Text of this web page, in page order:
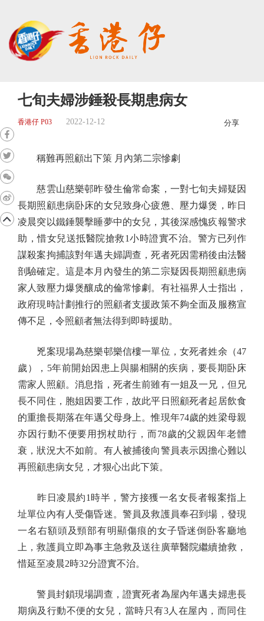
七旬夫婦涉錘殺長期患病女
香港仔 P03 2022-12-12 分享
稱難再照顧出下策 月內第二宗慘劇
慈雲山慈樂邨昨發生倫常命案，一對七旬夫婦疑因
長期照顧患病卧床的女兒致身心疲憊、壓力爆煲，昨日
凌晨突以鐵錘襲擊睡夢中的女兒，其後深感愧疚報警求
助，惜女兒送抵醫院搶救1小時證實不治。警方已列作
謀殺案拘捕該對年邁夫婦調查，死者死因需稍後由法醫
剖驗確定。這是本月內發生的第二宗疑因長期照顧患病
家人致壓力爆煲釀成的倫常慘劇。有社福界人士指出，
政府現時計劃推行的照顧者支援政策不夠全面及服務宣
傳不足，令照顧者無法得到即時援助。
兇案現場為慈樂邨樂信樓一單位，女死者姓余（47
歲），5年前開始因患上與腸相關的疾病，要長期卧床
需家人照顧。消息指，死者生前雖有一姐及一兄，但兄
長不同住，胞姐因要工作，故此平日照顧死者起居飲食
的重擔長期落在年邁父母身上。惟現年74歲的姓梁母親
亦因行動不便要用拐杖助行，而78歲的父親因年老體
衰，狀況大不如前。有人被捕後向警員表示因擔心難以
再照顧患病女兒，才狠心出此下策。
昨日凌晨約1時半，警方接獲一名女長者報案指上
址單位內有人受傷昏迷。警員及救護員奉召到場，發現
一名右額頭及頸部有明顯傷痕的女子昏迷倒卧客廳地
上，救護員立即為事主急救及送往廣華醫院繼續搶救，
惜延至凌晨2時32分證實不治。
警員封鎖現場調查，證實死者為屋內年邁夫婦患長
期病及行動不便的女兒，當時只有3人在屋內，而同住